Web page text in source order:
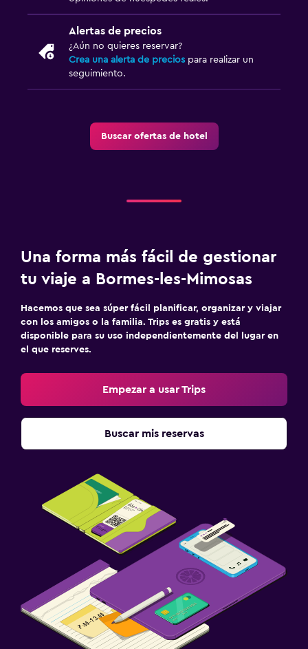
Alertas de precios
¿Aún no quieres reservar?
Crea una alerta de precios para realizar un
seguimiento.
Buscar ofertas de hotel
Una forma más fácil de gestionar
tu viaje a Bormes-les-Mimosas
Hacemos que sea súper fácil planificar, organizar y viajar
con los amigos o la familia. Trips es gratis y está
disponible para su uso independientemente del lugar en
el que reserves.
Empezar a usar Trips
Buscar mis reservas